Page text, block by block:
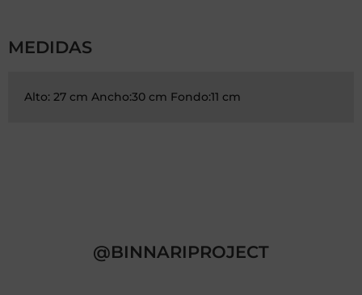
MEDIDAS
Alto: 27 cm Ancho:30 cm Fondo:11 cm
@BINNARIPROJECT